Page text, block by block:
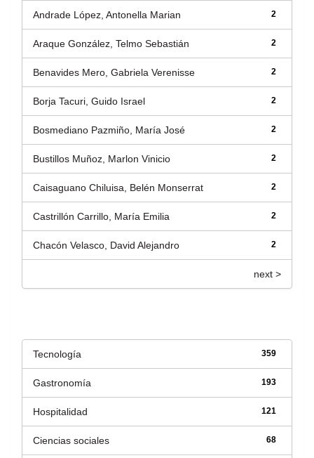
2
Andrade López, Antonella Marian
2
Araque González, Telmo Sebastián
2
Benavides Mero, Gabriela Verenisse
2
Borja Tacuri, Guido Israel
2
Bosmediano Pazmiño, María José
2
Bustillos Muñoz, Marlon Vinicio
2
Caisaguano Chiluisa, Belén Monserrat
2
Castrillón Carrillo, María Emilia
2
Chacón Velasco, David Alejandro
next >
359
Tecnología
193
Gastronomía
121
Hospitalidad
68
Ciencias sociales